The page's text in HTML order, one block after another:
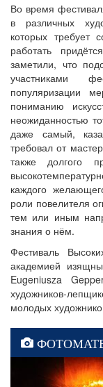
Во время
в различных
которых требует
работать
заметили, что
участниками
популяризации
пониманию
неожиданностью
даже самый,
требовал от
также долгого
каждого
роли повелителя
тем или иным
знания о нём.
Фестиваль
академией
Eugeniusza
художников-
молодых